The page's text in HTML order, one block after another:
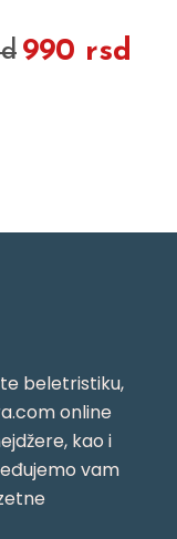
990 rsd
beletristiku,
online
kao i
vam